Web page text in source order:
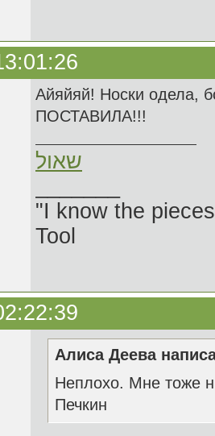
Айяйяй! Носки
ПОСТАВИЛА!!!
שאול
"I know the
Tool
Алиса Деева
Неплохо. Мне тоже
Печкин